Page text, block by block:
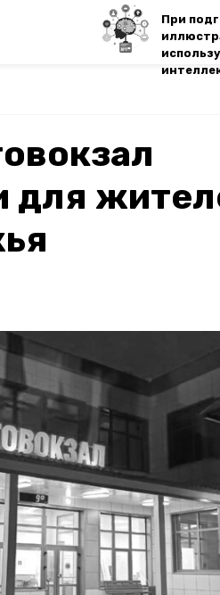
При
для